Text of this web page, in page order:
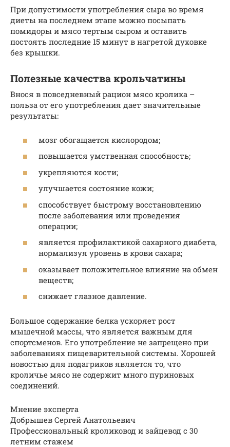
При допустимости употребления сыра во время
диеты на последнем этапе можно посыпать
помидоры и мясо тертым сыром и оставить
постоять последние 15 минут в нагретой духовке
без крышки.
Полезные качества крольчатины
Внося в повседневный рацион мясо кролика –
польза от его употребления дает значительные
результаты:
мозг обогащается кислородом;
повышается умственная способность;
укрепляются кости;
улучшается состояние кожи;
способствует быстрому восстановлению
после заболевания или проведения
операции;
является профилактикой сахарного диабета,
нормализуя уровень в крови сахара;
оказывает положительное влияние на обмен
веществ;
снижает глазное давление.
Большое содержание белка ускоряет рост
мышечной массы, что является важным для
спортсменов. Его употребление не запрещено при
заболеваниях пищеварительной системы. Хорошей
новостью для подагриков является то, что
кроличье мясо не содержит много пуриновых
соединений.
Мнение эксперта
Добрышев Сергей Анатольевич
Профессиональный кроликовод и зайцевод с 30
летним стажем